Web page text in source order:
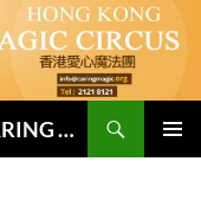
香港愛心魔法團 HONG KONG CARING MAGIC CIRCUS